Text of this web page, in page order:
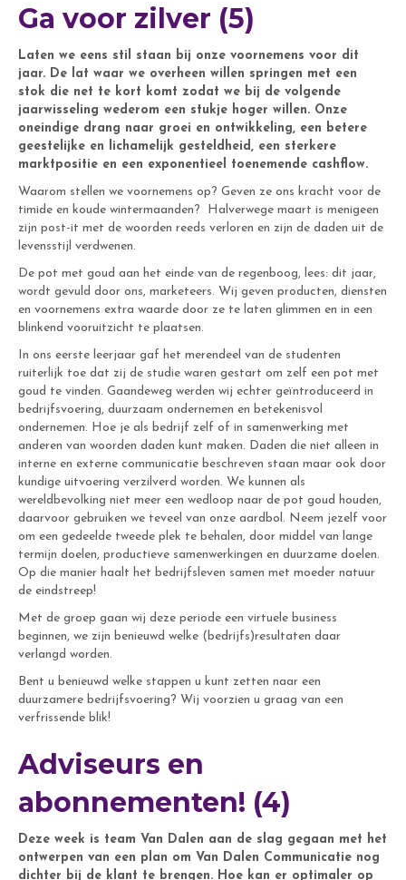
Ga voor zilver (5)
Laten we eens stil staan bij onze voornemens voor dit
jaar. De lat waar we overheen willen springen met een
stok die net te kort komt zodat we bij de volgende
jaarwisseling wederom een stukje hoger willen. Onze
oneindige drang naar groei en ontwikkeling, een betere
geestelijke en lichamelijk gesteldheid, een sterkere
marktpositie en een exponentieel toenemende cashflow.
Waarom stellen we voornemens op? Geven ze ons kracht voor de
timide en koude wintermaanden? Halverwege maart is menigeen
zijn post-it met de woorden reeds verloren en zijn de daden uit de
levensstijl verdwenen.
De pot met goud aan het einde van de regenboog, lees: dit jaar,
wordt gevuld door ons, marketeers. Wij geven producten, diensten
en voornemens extra waarde door ze te laten glimmen en in een
blinkend vooruitzicht te plaatsen.
In ons eerste leerjaar gaf het merendeel van de studenten
ruiterlijk toe dat zij de studie waren gestart om zelf een pot met
goud te vinden. Gaandeweg werden wij echter geïntroduceerd in
bedrijfsvoering, duurzaam ondernemen en betekenisvol
ondernemen. Hoe je als bedrijf zelf of in samenwerking met
anderen van woorden daden kunt maken. Daden die niet alleen in
interne en externe communicatie beschreven staan maar ook door
kundige uitvoering verzilverd worden. We kunnen als
wereldbevolking niet meer een wedloop naar de pot goud houden,
daarvoor gebruiken we teveel van onze aardbol. Neem jezelf voor
om een gedeelde tweede plek te behalen, door middel van lange
termijn doelen, productieve samenwerkingen en duurzame doelen.
Op die manier haalt het bedrijfsleven samen met moeder natuur
de eindstreep!
Met de groep gaan wij deze periode een virtuele business
beginnen, we zijn benieuwd welke (bedrijfs)resultaten daar
verlangd worden.
Bent u benieuwd welke stappen u kunt zetten naar een
duurzamere bedrijfsvoering? Wij voorzien u graag van een
verfrissende blik!
Adviseurs en
abonnementen! (4)
Deze week is team Van Dalen aan de slag gegaan met het
ontwerpen van een plan om Van Dalen Communicatie nog
dichter bij de klant te brengen. Hoe kan er optimaler op